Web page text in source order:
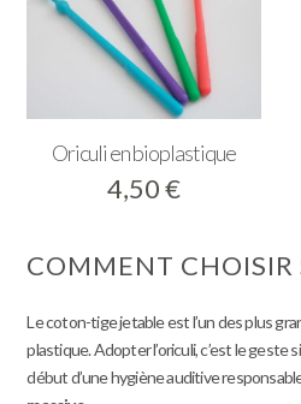
Oriculi en bioplastique
4,50€
COMMENT CHOISIR
Le coton-tige jetable est l’un des plus
plastique. Adopter l’oriculi, c’est le geste
début d’une hygiène auditive